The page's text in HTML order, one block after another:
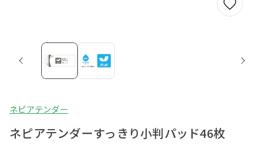
ネピアテンダー
ネピアテンダーすっきり小判パッド46枚